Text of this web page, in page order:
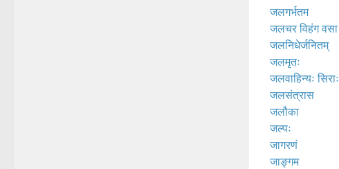
जलगर्भतम
जलचर विहंग वसा
जलनिधेर्जनितम्
जलमृतः
जलवाहिन्यः सिराः
जलसंत्रास
जलौका
जल्पः
जागरणं
जाङ्गम